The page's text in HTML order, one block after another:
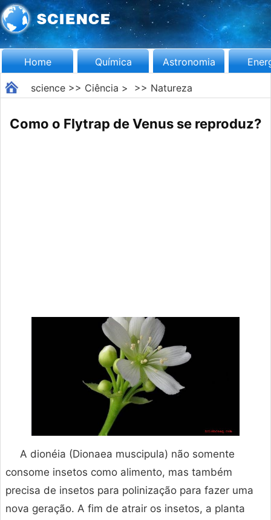
Home Química Astronomia
science>> Ciência > >> Natureza
Como o Flytrap de Venus se reproduz?
A dionéia (Dionaea muscipula) não somente
consome insetos como alimento, mas também
precisa de insetos para polinização para fazer uma
nova geração. A fim de atrair os insetos, a planta